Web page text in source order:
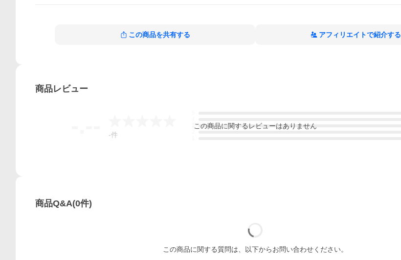
この商品を共有する アフィリエイトで紹介する
商品レビュー
-件
この商品に関するレビューはありません
商品Q&A(0件)
この商品に関する質問は、以下からお問い合わせください。